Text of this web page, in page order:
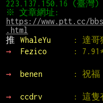
https://www.ptt.cc/
.html
推
WhaleYu : 達哥
→
Fezico
:
→
benen
: 祝福
→
ccdrv : 這隻